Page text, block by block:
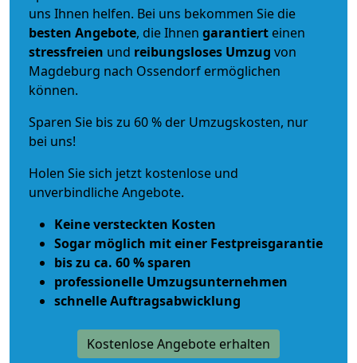
uns Ihnen helfen. Bei uns bekommen Sie die
besten Angebote, die Ihnen garantiert einen
stressfreien und reibungsloses Umzug von
Magdeburg nach Ossendorf ermöglichen
können.
Sparen Sie bis zu 60 % der Umzugskosten, nur
bei uns!
Holen Sie sich jetzt kostenlose und
unverbindliche Angebote.
Keine versteckten Kosten
Sogar möglich mit einer Festpreisgarantie
bis zu ca. 60 % sparen
professionelle Umzugsunternehmen
schnelle Auftragsabwicklung
Kostenlose Angebote erhalten